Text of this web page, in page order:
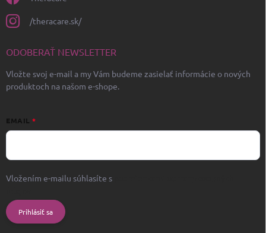
/theracare.sk/
ODOBERAŤ NEWSLETTER
Vložte svoj e-mail a my Vám budeme zasielať informácie o nových
produktoch na našom e-shope.
EMAIL
Vložením e-mailu súhlasíte s
Prihlásiť sa